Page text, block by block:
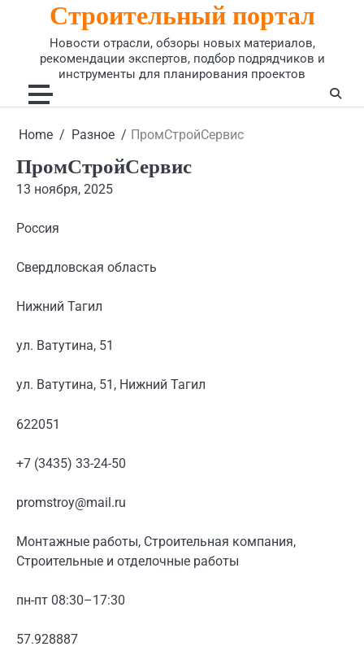
Строительный портал
Новости отрасли, обзоры новых материалов,
рекомендации экспертов, подбор подрядчиков и
инструменты для планирования проектов
Home Разное ПромСтройСервис
ПромСтройСервис
13 ноября, 2025
Россия
Свердловская область
Нижний Тагил
ул. Ватутина, 51
ул. Ватутина, 51, Нижний Тагил
622051
+7 (3435) 33-24-50
promstroy@mail.ru
Монтажные работы, Строительная компания,
Строительные и отделочные работы
пн-пт 08:30–17:30
57.928887